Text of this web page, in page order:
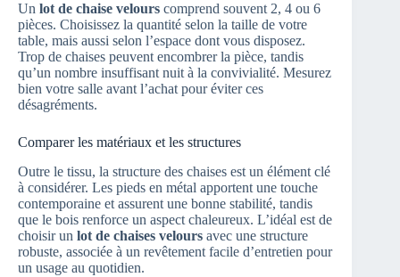
Un lot de chaise velours comprend souvent 2, 4 ou 6
pièces. Choisissez la quantité selon la taille de votre
table, mais aussi selon l’espace dont vous disposez.
Trop de chaises peuvent encombrer la pièce, tandis
qu’un nombre insuffisant nuit à la convivialité. Mesurez
bien votre salle avant l’achat pour éviter ces
désagréments.
Comparer les matériaux et les structures
Outre le tissu, la structure des chaises est un élément clé
à considérer. Les pieds en métal apportent une touche
contemporaine et assurent une bonne stabilité, tandis
que le bois renforce un aspect chaleureux. L’idéal est de
choisir un lot de chaises velours avec une structure
robuste, associée à un revêtement facile d’entretien pour
un usage au quotidien.